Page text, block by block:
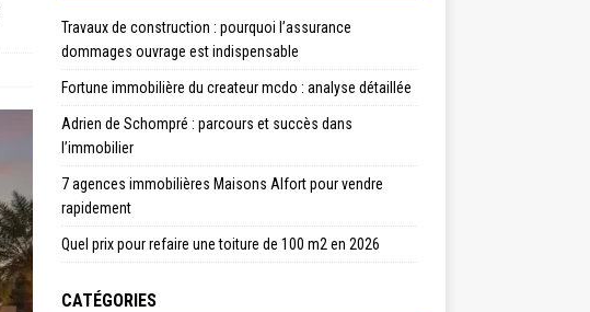
Travaux de construction : pourquoi l’assurance
dommages ouvrage est indispensable
Fortune immobilière du createur mcdo : analyse détaillée
Adrien de Schompré : parcours et succès dans
l’immobilier
7 agences immobilières Maisons Alfort pour vendre
rapidement
Quel prix pour refaire une toiture de 100 m2 en 2026
CATÉGORIES